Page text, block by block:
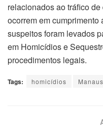
relacionados ao tráfico
ocorrem em
suspeitos foram levados
em Homicídios e
procedimentos legais.
Tags: homicídios Manaus